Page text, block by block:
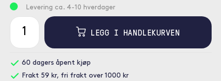
Levering ca. 4-10 hverdager
LEGG I HANDLEKURVEN
60 dagers åpent kjøp
Frakt 59 kr, fri frakt over 1000 kr